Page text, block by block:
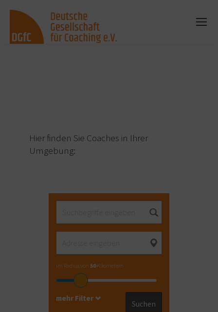
Hier finden Sie Coaches in Ihrer
Umgebung:
im Radius von 50Kilometern
Suchen
mehr Filter